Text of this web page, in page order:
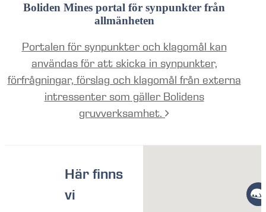
Boliden Mines portal för synpunkter från
allmänheten
Portalen för synpunkter och klagomål kan
användas för att skicka in synpunkter,
förfrågningar, förslag och klagomål från externa
intressenter som gäller Bolidens
gruvverksamhet.
Här finns
vi